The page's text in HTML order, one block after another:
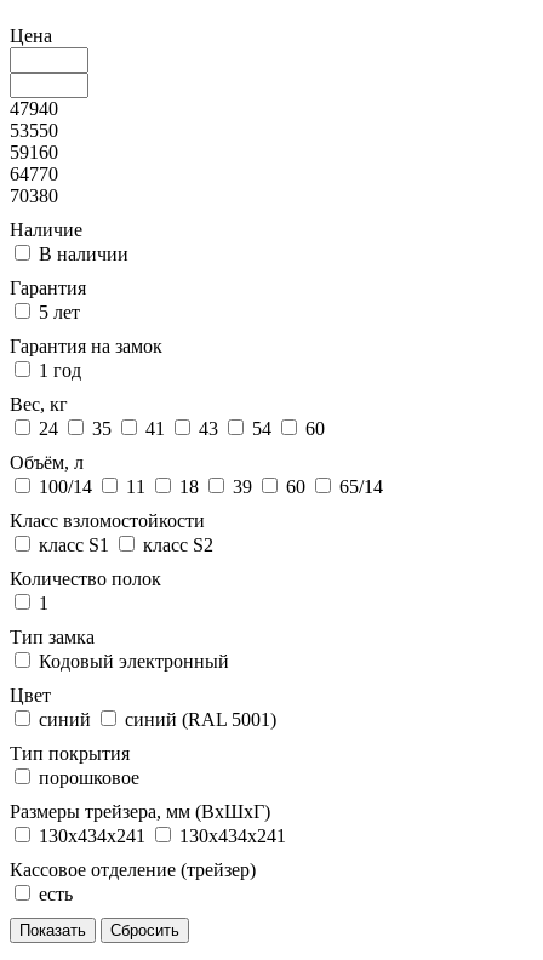
Цена
47940
53550
59160
64770
70380
Наличие
В наличии
Гарантия
5 лет
Гарантия на замок
1 год
Вес, кг
24
35 41 43 54
60
Объём, л
100/14
11 18 39 60
65/14
Класс взломостойкости
класс S1
класс S2
Количество полок
1
Тип замка
Кодовый электронный
Цвет
синий
синий (RAL 5001)
Тип покрытия
порошковое
Размеры трейзера, мм (ВхШхГ)
130x434x241
130х434х241
Кассовое отделение (трейзер)
есть